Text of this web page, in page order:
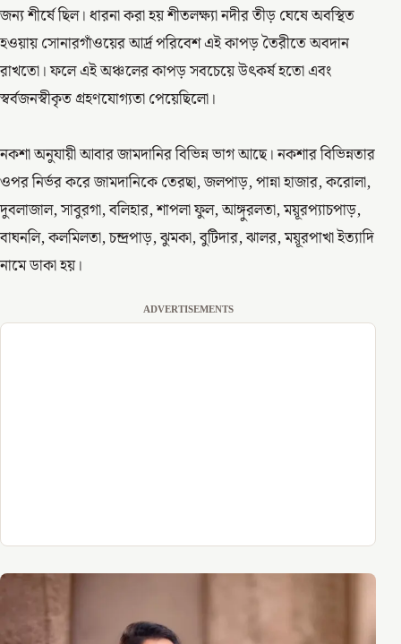
জন্য শীর্ষে ছিল। ধারনা করা হয় শীতলক্ষ্যা নদীর তীড় ঘেষে অবস্থিত
হওয়ায় সোনারগাঁওয়ের আর্দ্র পরিবেশ এই কাপড় তৈরীতে অবদান
রাখতো। ফলে এই অঞ্চলের কাপড় সবচেয়ে উৎকর্ষ হতো এবং
স্বর্বজনস্বীকৃত গ্রহণযোগ্যতা পেয়েছিলো।
নকশা অনুযায়ী আবার জামদানির বিভিন্ন ভাগ আছে। নকশার বিভিন্নতার
ওপর নির্ভর করে জামদানিকে তেরছা, জলপাড়, পান্না হাজার, করোলা,
দুবলাজাল, সাবুরগা, বলিহার, শাপলা ফুল, আঙ্গুরলতা, ময়ূরপ্যাচপাড়,
বাঘনলি, কলমিলতা, চন্দ্রপাড়, ঝুমকা, বুটিদার, ঝালর, ময়ূরপাখা ইত্যাদি
নামে ডাকা হয়।
ADVERTISEMENTS